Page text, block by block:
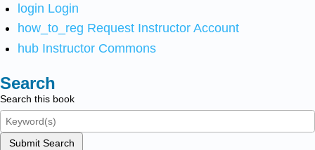
login Login
how_to_reg Request Instructor Account
hub Instructor Commons
Search
Search this book
Submit Search